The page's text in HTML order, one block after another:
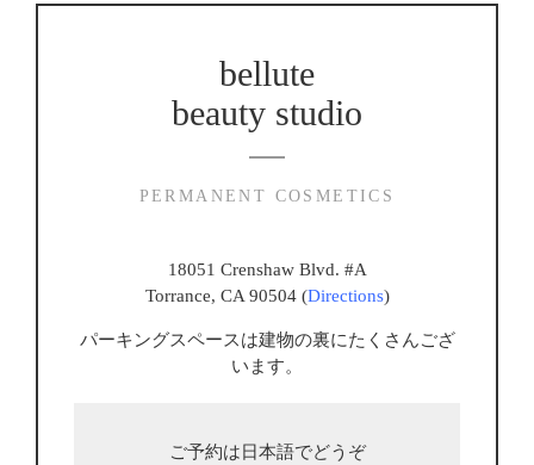
bellute
beauty studio
PERMANENT COSMETICS
18051 Crenshaw Blvd. #A
Torrance, CA 90504 (Directions)
パーキングスペースは建物の裏にたくさんござ
います。
ご予約は日本語でどうぞ